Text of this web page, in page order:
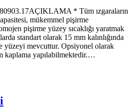
* Tüm ızgaraların
mükemmel pişirme
pişirme yüzey sıcaklığı yaratmak
standart olarak 15 mm kalınlığında
yüzeyi mevcuttur. Opsiyonel olarak
kaplama yapılabilmektedir.…